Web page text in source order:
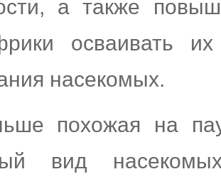
а также
осваивать
насекомых.
похожая на
вид